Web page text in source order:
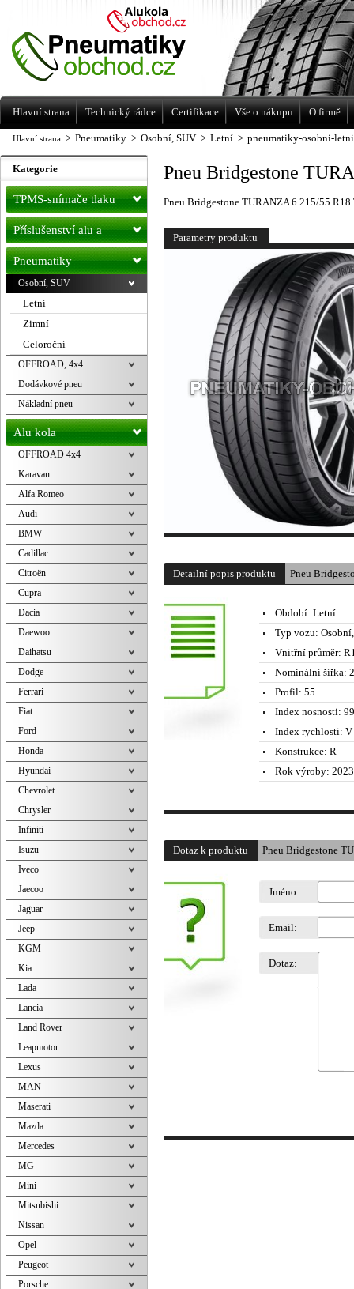
Hlavní strana > Pneumatiky > Osobní, SUV > Letní > pneumatiky-osobni-
Pneu Bridgestone
Pneu Bridgestone TURANZA 6 215/55
Parametry produktu
Detailní popis produktu Pneu
Období: Letní
Typ vozu:
Vnitřní průměr:
Nominální šířka:
Profil: 55
Index nosnosti:
Index rychlosti: V
Konstrukce: R
Rok výroby:
Dotaz k produktu Pneu Bridgestone
Jméno:
Email:
Dotaz:
Kategorie
TPMS-snímače tlaku
Příslušenství alu a
pneu
Pneumatiky
Osobní, SUV
Letní
Zimní
Celoroční
OFFROAD, 4x4
Dodávkové pneu
Nákladní pneu
Alu kola
OFFROAD 4x4
Karavan
Alfa Romeo
Audi
BMW
Cadillac
Citroën
Cupra
Dacia
Daewoo
Daihatsu
Dodge
Ferrari
Fiat
Ford
Honda
Hyundai
Chevrolet
Chrysler
Infiniti
Isuzu
Iveco
Jaecoo
Jaguar
Jeep
KGM
Kia
Lada
Lancia
Land Rover
Leapmotor
Lexus
MAN
Maserati
Mazda
Mercedes
MG
Mini
Mitsubishi
Nissan
Opel
Peugeot
Porsche
Levné pneumatiky letní, zimní, Alu kola
a litá kola Racing Line
Hlavní strana Technický rádce Certifikace Vše o nákupu O firmě